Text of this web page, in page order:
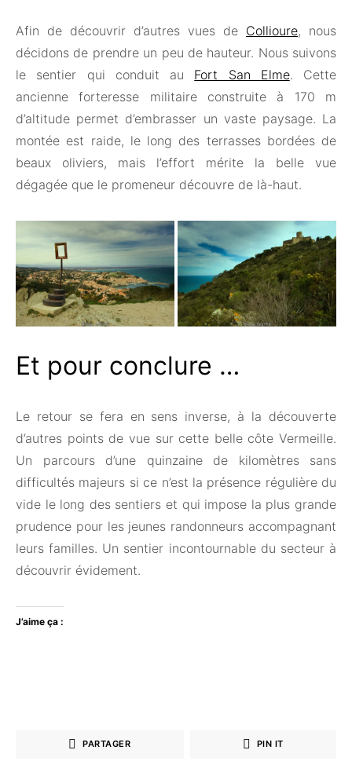
Afin de découvrir d’autres vues de Collioure, nous
décidons de prendre un peu de hauteur. Nous suivons
le sentier qui conduit au Fort San Elme. Cette
ancienne forteresse militaire construite à 170 m
d’altitude permet d’embrasser un vaste paysage. La
montée est raide, le long des terrasses bordées de
beaux oliviers, mais l’effort mérite la belle vue
dégagée que le promeneur découvre de là-haut.
Et pour conclure …
Le retour se fera en sens inverse, à la découverte
d’autres points de vue sur cette belle côte Vermeille.
Un parcours d’une quinzaine de kilomètres sans
difficultés majeurs si ce n’est la présence régulière du
vide le long des sentiers et qui impose la plus grande
prudence pour les jeunes randonneurs accompagnant
leurs familles. Un sentier incontournable du secteur à
découvrir évidement.
J’aime ça :
PARTAGER PIN IT